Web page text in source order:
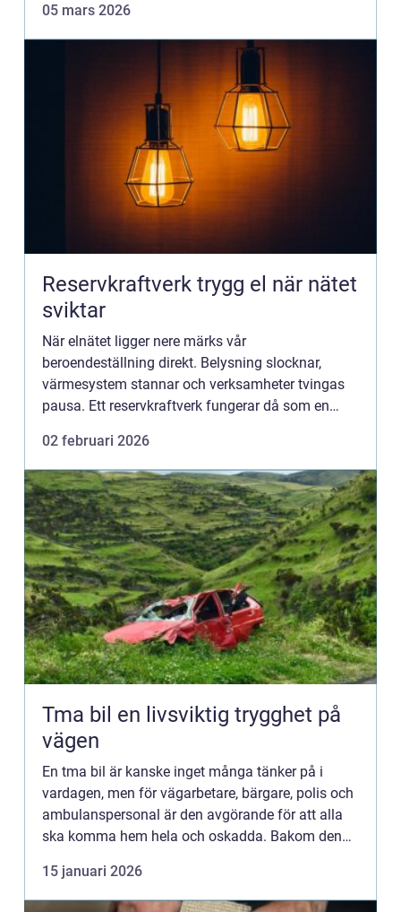
sjukvårdsb...
05 mars 2026
Reservkraftverk trygg el när nätet
sviktar
När elnätet ligger nere märks vår
beroendeställning direkt. Belysning slocknar,
värmesystem stannar och verksamheter tvingas
pausa. Ett reservkraftverk fungerar då som en
viktiga funktioner. För före...
02 februari 2026
Tma bil en livsviktig trygghet på
vägen
En tma bil är kanske inget många tänker på i
vardagen, men för vägarbetare, bärgare, polis och
ambulanspersonal är den avgörande för att alla
ska komma hem hela och oskadda. Bakom den
massiv stötdämpare f...
15 januari 2026